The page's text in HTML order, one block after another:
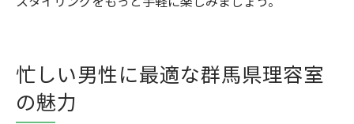
忙しい男性に最適な群馬県理容室
の魅力